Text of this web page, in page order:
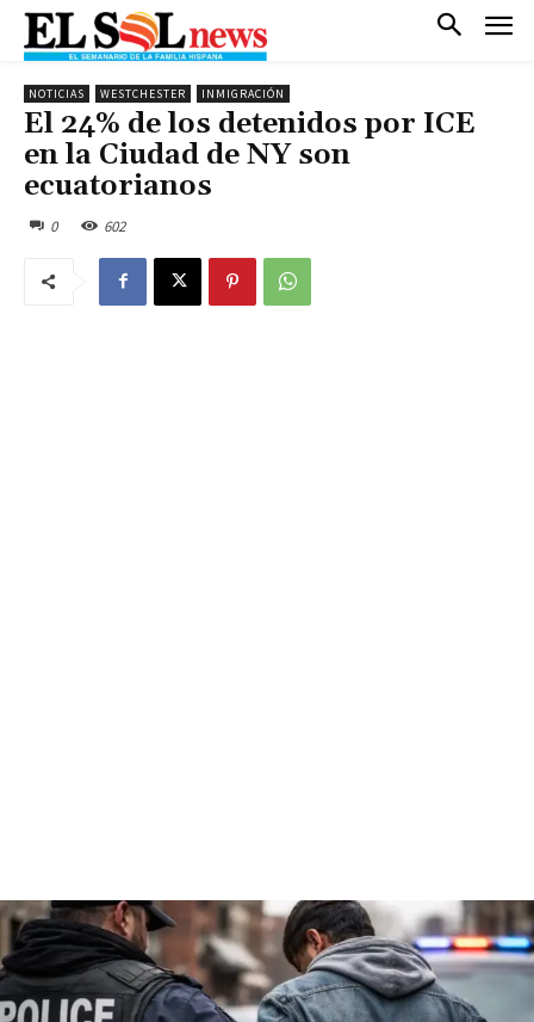
NOTICIAS WESTCHESTER INMIGRACIÓN
El 24% de los detenidos por ICE
en la Ciudad de NY son
ecuatorianos
0 602